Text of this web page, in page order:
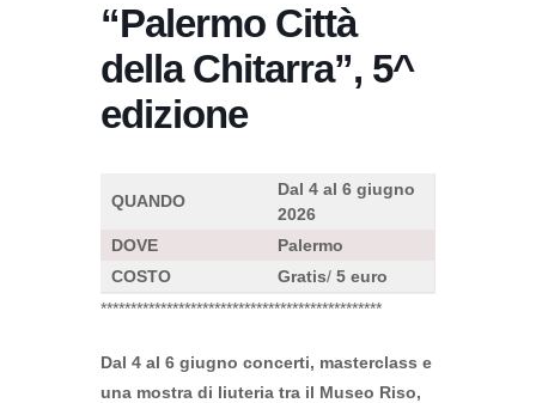
“Palermo Città
della Chitarra”, 5^
edizione
QUANDO
Dal 4 al 6 giugno
2026
DOVE
Palermo
COSTO
Gratis/ 5 euro
***********************************************
Dal 4 al 6 giugno concerti, masterclass e
una mostra di liuteria tra il Museo Riso,